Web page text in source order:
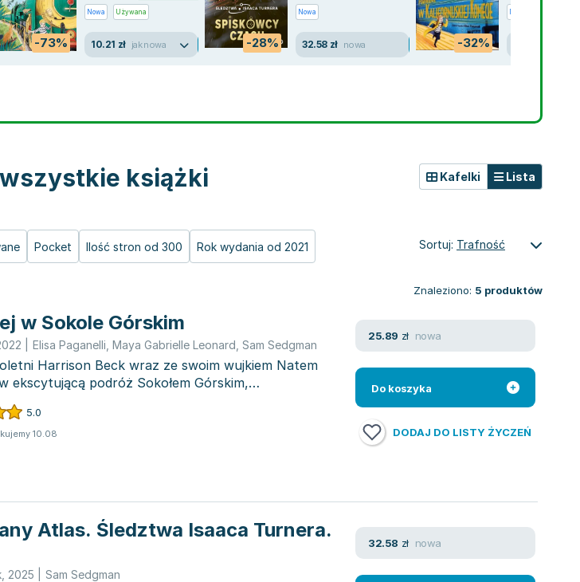
-73%
Nowa Używana
10.21 zł jak nowa -28%
Nowa
32.58 zł nowa -32%
Nowa
książki
Pocket Ilość stron od 300 Rok wydania od 2021
Kafelki Lista
Sortuj: Trafność
Znaleziono: 5 produktów
w Sokole Górskim
Elisa Paganelli Maya Gabrielle Leonard Sam Sedgman
Harrison Beck wraz ze swoim wujkiem Natem
ekscytującą podróż Sokołem Górskim,
pociągiem pa...
5.0
10.08
25.89 zł nowa
Do koszyka
DODAJ DO LISTY ŻYCZEŃ
Atlas. Śledztwa Isaaca Turnera.
2025 Sam Sedgman
32.58 zł nowa